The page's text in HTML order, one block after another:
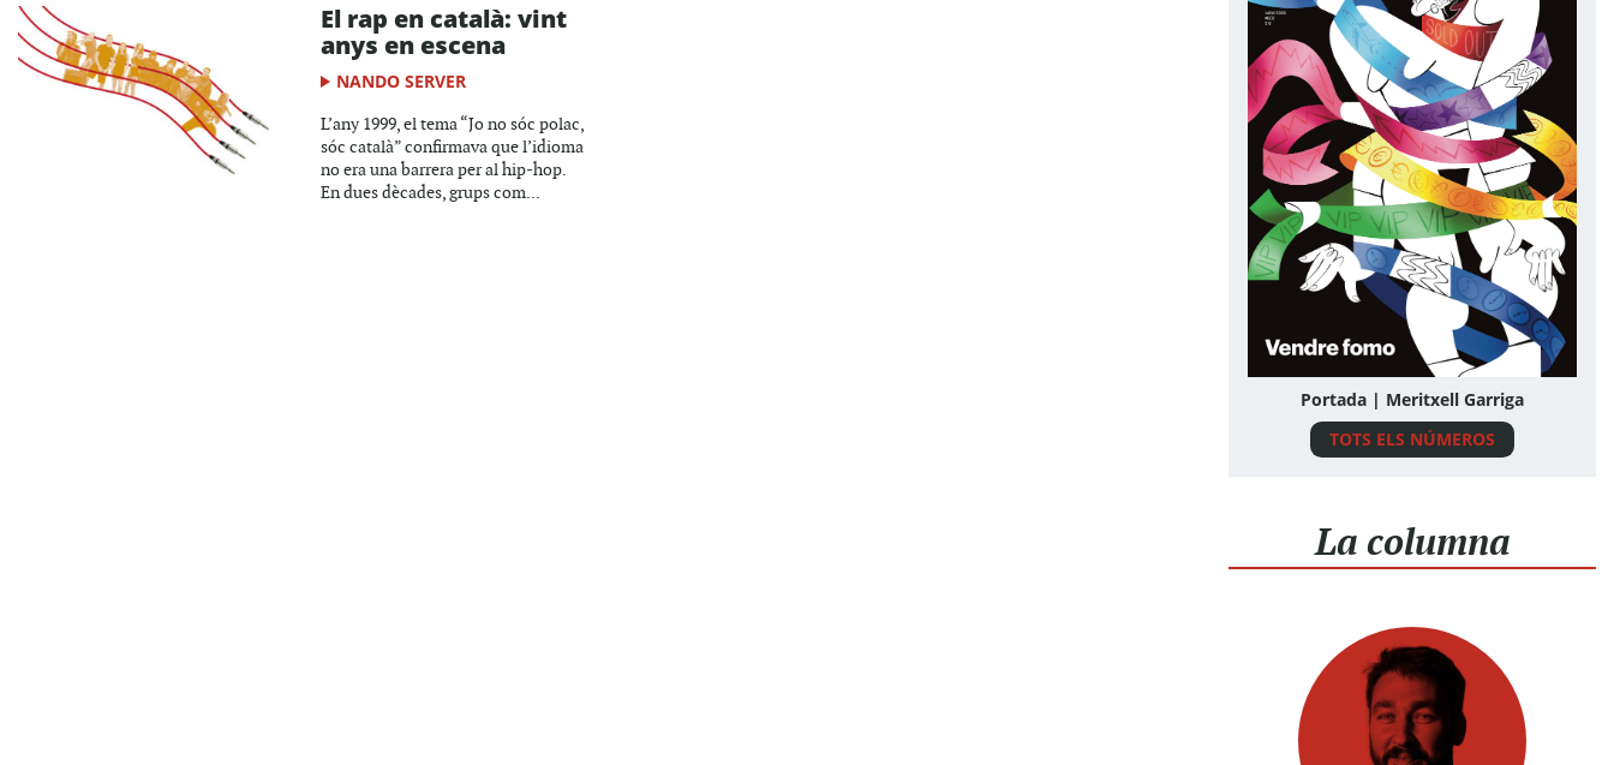
El rap en català: vint
anys en escena
NANDO SERVER
L’any 1999, el tema “Jo no sóc polac,
sóc català” confirmava que l’idioma
no era una barrera per al hip-hop.
En dues dècades, grups com...
Portada | Meritxell Garriga
TOTS ELS NÚMEROS
La columna